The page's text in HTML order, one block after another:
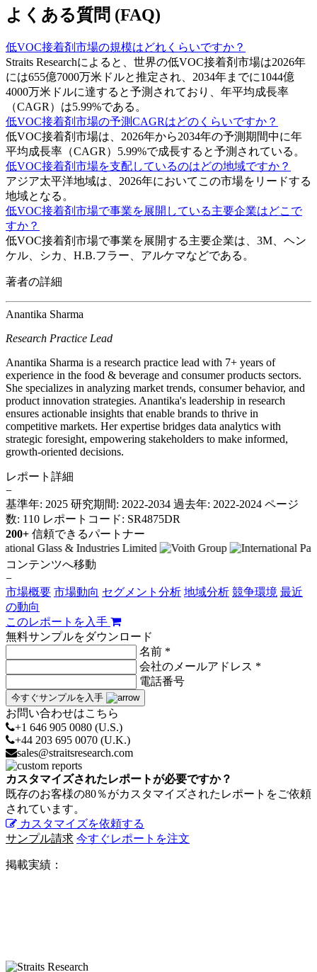
よくある質問 (FAQ)
低VOC接着剤市場の規模はどれくらいですか？
Straits Researchによると、世界の低VOC接着剤市場は2026年
には655億7000万米ドルと推定され、2034年までに1044億
4000万米ドルに達すると予測されており、年平均成長率
（CAGR）は5.99%である。
低VOC接着剤市場の予測CAGRはどのくらいですか？
低VOC接着剤市場は、2026年から2034年の予測期間中に年
平均成長率（CAGR）5.99%で成長すると予測されている。
低VOC接着剤市場を支配しているのはどの地域ですか？
アジア太平洋地域は、2026年においてこの市場をリードする
地域となる。
低VOC接着剤市場で事業を展開している主要企業はどこで
すか？
低VOC接着剤市場で事業を展開する主要企業は、3M、ヘン
ケル、シカ、H.B.フラー、アルケマなどである。
著者の詳細
Anantika Sharma
Research Practice Lead
Anantika Sharma is a research practice lead with 7+ years of
experience in the food & beverage and consumer products sectors.
She specializes in analyzing market trends, consumer behavior, and
product innovation strategies. Anantika's leadership in research
ensures actionable insights that enable brands to thrive in
competitive markets. Her expertise bridges data analytics with
strategic foresight, empowering stakeholders to make informed,
growth-oriented decisions.
レポート詳細
−
基準年: 2025 研究期間: 2022-2034 過去年: 2022-2024 ページ
数: 110 レポートコード: SR4875DR
200+ 信頼できるパートナー
コンテンツへ移動
−
市場概要 市場動向 セグメント分析 地域分析 競争環境 最近
の動向
このレポートを入手
無料サンプルをダウンロード
名前 *
会社のメールアドレス *
電話番号
今すぐサンプルを入手
お問い合わせはこちら
+1 646 905 0080 (U.S.)
+44 203 695 0070 (U.K.)
sales@straitsresearch.com
カスタマイズされたレポートが必要ですか？
既存のお客様の80％がカスタマイズされたレポートをご依頼
されています。
カスタマイズを依頼する
サンプル請求 今すぐレポートを注文
掲載実績：